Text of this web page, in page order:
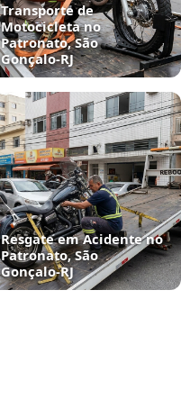
Transporte de
Motocicleta no
Patronato, São
Gonçalo‑RJ
Resgate em Acidente no
Patronato, São
Gonçalo‑RJ